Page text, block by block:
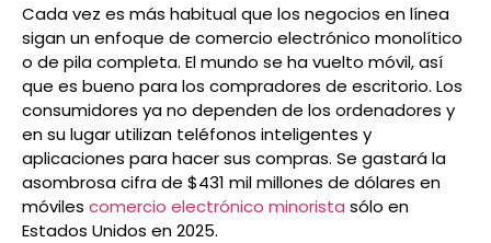
Cada vez es más habitual que los negocios en línea
sigan un enfoque de comercio electrónico monolítico
o de pila completa. El mundo se ha vuelto móvil, así
que es bueno para los compradores de escritorio. Los
consumidores ya no dependen de los ordenadores y
en su lugar utilizan teléfonos inteligentes y
aplicaciones para hacer sus compras. Se gastará la
asombrosa cifra de $431 mil millones de dólares en
móviles comercio electrónico minorista sólo en
Estados Unidos en 2025.